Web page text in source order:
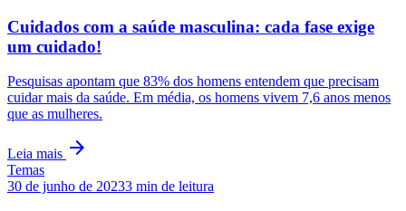
Cuidados com a saúde masculina: cada fase exige
um cuidado!
Pesquisas apontam que 83% dos homens entendem que precisam
cuidar mais da saúde. Em média, os homens vivem 7,6 anos menos
que as mulheres.
Leia mais arrow_forward
Temas
30 de junho de 20233 min de leitura